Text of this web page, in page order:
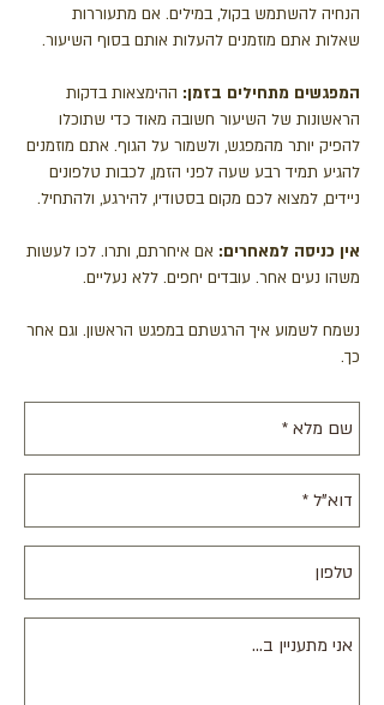
הנחיה להשתמש בקול, במילים. אם מתעוררות
שאלות אתם מוזמנים להעלות אותם בסוף השיעור.
המפגשים מתחילים בזמן: ההימצאות בדקות
הראשונות של השיעור חשובה מאוד כדי שתוכלו
להפיק יותר מהמפגש, ולשמור על הגוף. אתם מוזמנים
להגיע תמיד רבע שעה לפני הזמן, לכבות טלפונים
ניידים, למצוא לכם מקום בסטודיו, להירגע, ולהתחיל.
אין כניסה למאחרים: אם איחרתם, ותרו. לכו לעשות
משהו נעים אחר. עובדים יחפים. ללא נעליים.
נשמח לשמוע איך הרגשתם במפגש הראשון. וגם אחר
כך.